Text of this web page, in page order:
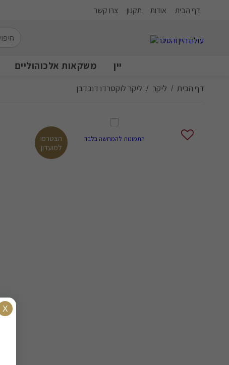
דף הבית אודות תקנון צרו קשר
יין משקאות אלכוהוליים
דף הבית / ליקר / ליקר לוקסרדו דובדבן
הצטרפו
למועדון
התמונות להמחשה בלבד